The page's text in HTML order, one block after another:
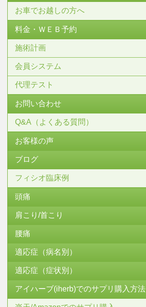
お車でお越しの方へ
料金・ＷＥＢ予約
施術計画
会員システム
代理テスト
お問い合わせ
Q&A（よくある質問）
お客様の声
ブログ
フィシオ臨床例
頭痛
肩こり/首こり
腰痛
適応症（病名別）
適応症（症状別）
アイハーブ(iherb)でのサプリ購入方法